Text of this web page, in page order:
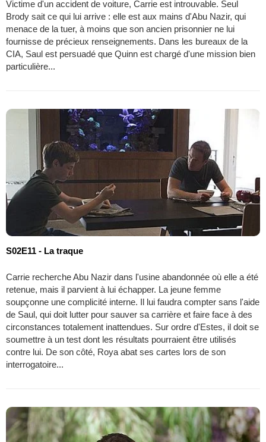
Victime d'un accident de voiture, Carrie est introuvable. Seul
Brody sait ce qui lui arrive : elle est aux mains d'Abu Nazir, qui
menace de la tuer, à moins que son ancien prisonnier ne lui
fournisse de précieux renseignements. Dans les bureaux de la
CIA, Saul est persuadé que Quinn est chargé d'une mission bien
particulière...
S02E11 - La traque
Carrie recherche Abu Nazir dans l'usine abandonnée où elle a été
retenue, mais il parvient à lui échapper. La jeune femme
soupçonne une complicité interne. Il lui faudra compter sans l'aide
de Saul, qui doit lutter pour sauver sa carrière et faire face à des
circonstances totalement inattendues. Sur ordre d'Estes, il doit se
soumettre à un test dont les résultats pourraient être utilisés
contre lui. De son côté, Roya abat ses cartes lors de son
interrogatoire...